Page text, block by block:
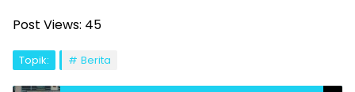
Post Views: 45
Topik: Berita